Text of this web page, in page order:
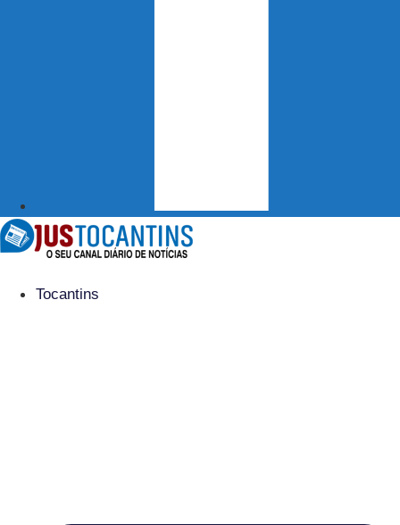
Tocantins